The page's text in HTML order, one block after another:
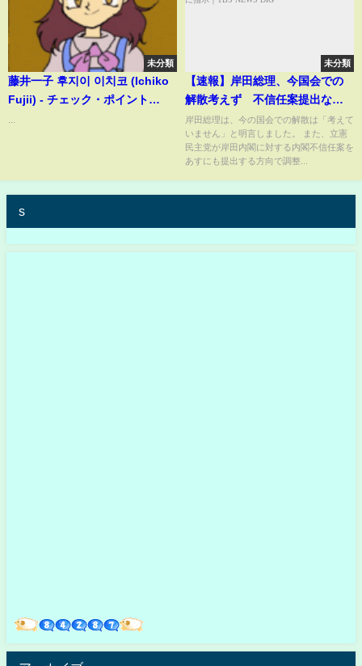
未分類
藤井一子 후지이 이치코 (Ichiko
Fujii) - チェック・ポイント
未分類
【速報】岸田総理、今国会での
解散考えず 不信任案提出なら
即刻否決を茂木幹事長に指示｜
TBS NEWS DIG
岸田総理は、今の国会での解散は「考えて
いません」と明言しました。 また、立憲
民主党が岸田内閣に対する内閣不信任案を
あすにも提出する方向で調整...
s